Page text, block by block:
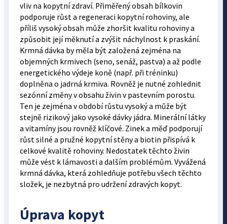
vliv na kopytní zdraví. Přiměřený obsah bílkovin
podporuje růst a regeneraci kopytní rohoviny, ale
příliš vysoký obsah může zhoršit kvalitu rohoviny a
způsobit její měknutí a zvýšit náchylnost k praskání.
Krmná dávka by měla být založená zejména na
objemných krmivech (seno, senáž, pastva) a až podle
energetického výdeje koně (např. při tréninku)
doplněna o jadrná krmiva. Rovněž je nutné zohlednit
sezónní změny v obsahu živin v pastevním porostu.
Ten je zejména v období růstu vysoký a může být
stejně rizikový jako vysoké dávky jádra. Minerální látky
a vitamíny jsou rovněž klíčové. Zinek a měď podporují
růst silné a pružné kopytní stěny a biotin přispívá k
celkové kvalitě rohoviny. Nedostatek těchto živin
může vést k lámavosti a dalším problémům. Vyvážená
krmná dávka, která zohledňuje potřebu všech těchto
složek, je nezbytná pro udržení zdravých kopyt.
Úprava kopyt